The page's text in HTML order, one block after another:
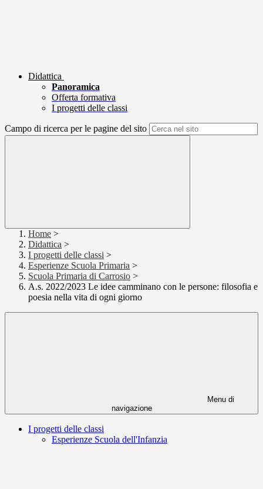
Didattica
Panoramica
Offerta formativa
I progetti delle classi
Campo di ricerca per le pagine del sito
Home >
Didattica >
I progetti delle classi >
Esperienze Scuola Primaria >
Scuola Primaria di Carrosio >
A.s. 2022/2023 Le idee camminano con le persone: filosofia e
poesia nella vita di ogni giorno
Menu di
navigazione
I progetti delle classi
Esperienze Scuola dell'Infanzia